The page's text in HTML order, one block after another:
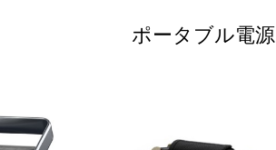
ポータブル電源